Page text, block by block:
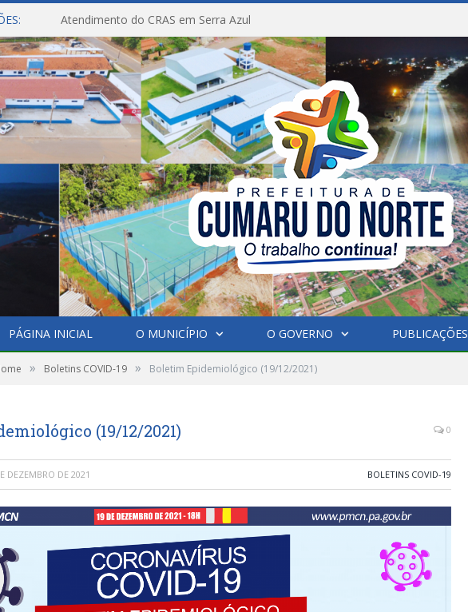
Atendimento do CRAS em Serra Azul
PÁGINA INICIAL O MUNICÍPIO O GOVERNO PUBLICAÇÕES
» Boletins COVID-19 » Boletim Epidemiológico (19/12/2021)
(19/12/2021) 0
DEZEMBRO DE 2021 BOLETINS COVID-19